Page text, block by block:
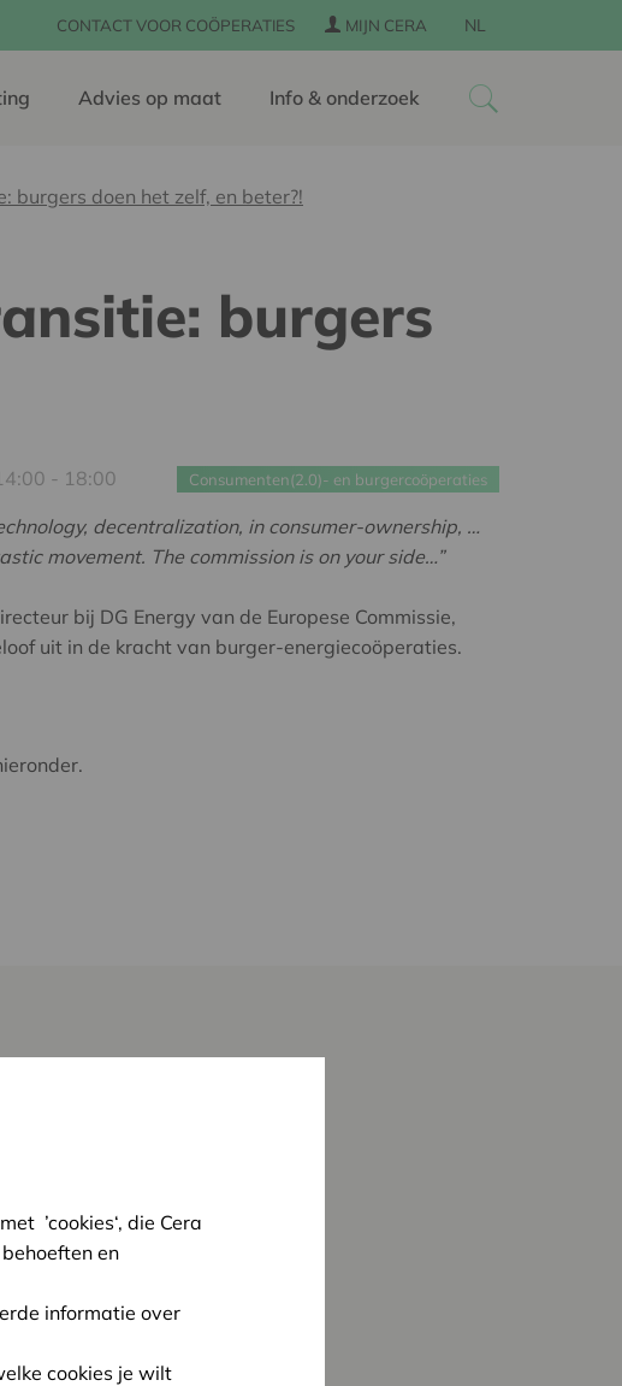
CONTACT VOOR COÖPERATIES MIJN CERA NL
Advies op maat Info & onderzoek
burgers doen het zelf, en beter?!
burgers
- 18:00 Consumenten(2.0)- en burgercoöperaties
decentralization, in consumer-ownership, …
movement. The commission is on your side…”
bij DG Energy van de Europese Commissie,
uit in de kracht van burger-energiecoöperaties.
’cookies‘, die Cera
en
informatie over
cookies je wilt